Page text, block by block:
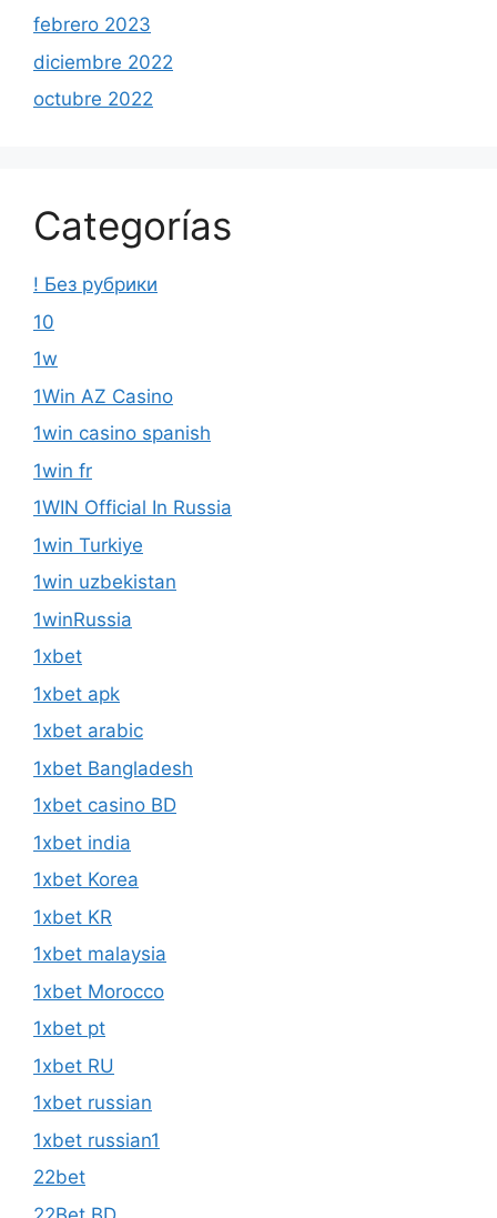
febrero 2023
diciembre 2022
octubre 2022
Categorías
! Без рубрики
10
1w
1Win AZ Casino
1win casino spanish
1win fr
1WIN Official In Russia
1win Turkiye
1win uzbekistan
1winRussia
1xbet
1xbet apk
1xbet arabic
1xbet Bangladesh
1xbet casino BD
1xbet india
1xbet Korea
1xbet KR
1xbet malaysia
1xbet Morocco
1xbet pt
1xbet RU
1xbet russian
1xbet russian1
22bet